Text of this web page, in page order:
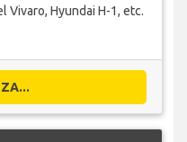
Vivaro, Hyundai H-1, etc.